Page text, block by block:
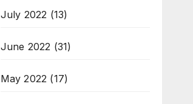
July 2022 (13)
June 2022 (31)
May 2022 (17)